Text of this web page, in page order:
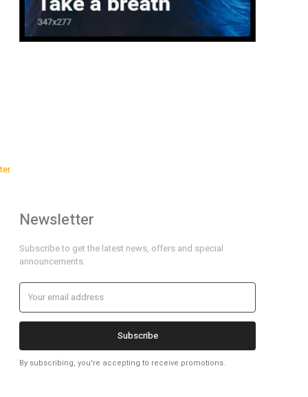
Newsletter
Subscribe to get the latest news, offers and special
announcements.
Subscribe
By subscribing, you're accepting to receive promotions.